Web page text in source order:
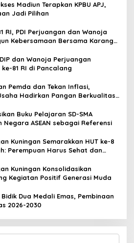
Madiun Terapkan KPBU APJ,
Jadi Pilihan
RI, PDI Perjuangan dan Wanoja
Kebersamaan Bersama Karang
dan Wanoja Perjuangan
81 RI di Pancalang
Pemda dan Tekan Inflasi,
Hadirkan Pangan Berkualitas
Buku Pelajaran SD-SMA
Negara ASEAN sebagai Referensi
Kuningan Semarakkan HUT ke-8
Perempuan Harus Sehat dan
Kuningan Konsolidasikan
Kegiatan Positif Generasi Muda
Dua Medali Emas, Pembinaan
2026-2030